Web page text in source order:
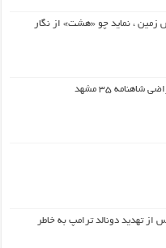
، نماید چو «هشت» از نگار
۳۵ مشهد
از تهدید دونالد ترامپ به خاطر